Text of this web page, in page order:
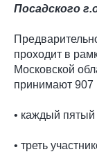
Посадского
проходит в
Московской
принимают 907
• каждый
• треть